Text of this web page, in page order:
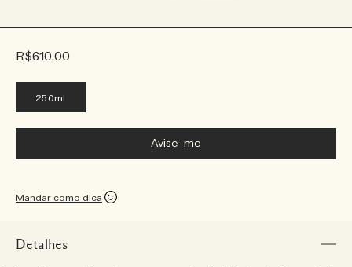
R$610,00
250ml
Avise-me
Mandar como dica
Detalhes